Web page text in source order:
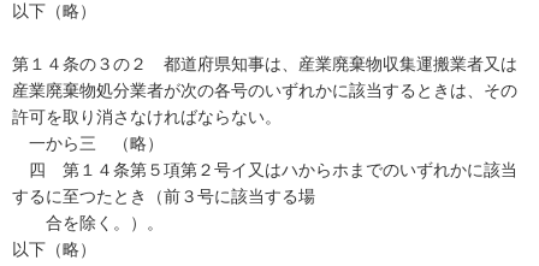
以下（略）
第１４条の３の２ 都道府県知事は、産業廃棄物収集運搬業者又は
産業廃棄物処分業者が次の各号のいずれかに該当するときは、その
許可を取り消さなければならない。
一から三 （略）
四 第１４条第５項第２号イ又はハからホまでのいずれかに該当
するに至つたとき（前３号に該当する場
合を除く。）。
以下（略）